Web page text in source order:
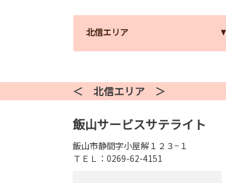
北信エリア
＜ 北信エリア ＞
飯山サービスサテライト
飯山市静間字小屋解１２３−１
ＴＥＬ：0269-62-4151